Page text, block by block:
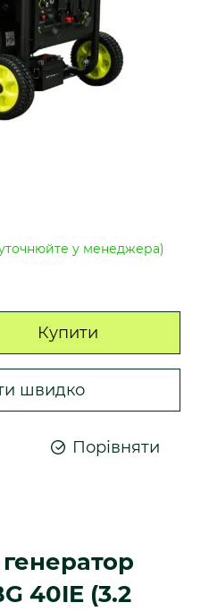
у менеджера)
Купити
швидко
Порівняти
40IE (3.2